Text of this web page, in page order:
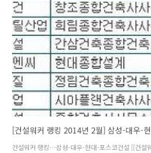
앤디(인테리어)가 부문별 1위를 확고히 유지했다. 종
삼성물산 다음으로 대우건설, 현대건설, 포스코건설
했다. 또 GS건설, 대림산업, SK건설, 롯데건설, 현
톱10에 이름을 올렸다. 이밖에 두산건설, 한진중공업,
건설워커 랭킹…삼성-대우-현대-포스코건설 [[건설